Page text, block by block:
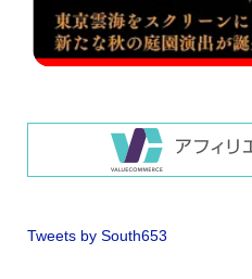
Tweets by South653